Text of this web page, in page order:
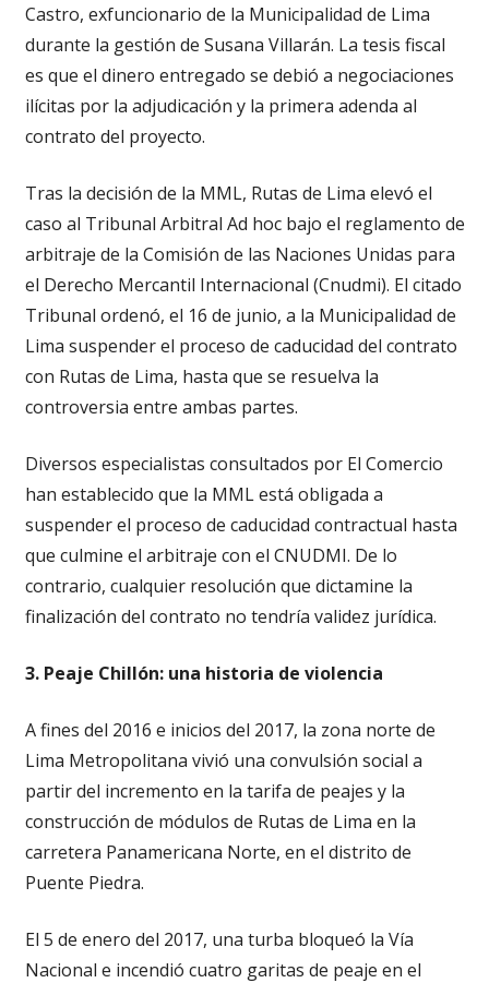
Castro, exfuncionario de la Municipalidad de Lima
durante la gestión de Susana Villarán. La tesis fiscal
es que el dinero entregado se debió a negociaciones
ilícitas por la adjudicación y la primera adenda al
contrato del proyecto.
Tras la decisión de la MML, Rutas de Lima elevó el
caso al Tribunal Arbitral Ad hoc bajo el reglamento de
arbitraje de la Comisión de las Naciones Unidas para
el Derecho Mercantil Internacional (Cnudmi). El citado
Tribunal ordenó, el 16 de junio, a la Municipalidad de
Lima suspender el proceso de caducidad del contrato
con Rutas de Lima, hasta que se resuelva la
controversia entre ambas partes.
Diversos especialistas consultados por El Comercio
han establecido que la MML está obligada a
suspender el proceso de caducidad contractual hasta
que culmine el arbitraje con el CNUDMI. De lo
contrario, cualquier resolución que dictamine la
finalización del contrato no tendría validez jurídica.
3. Peaje Chillón: una historia de violencia
A fines del 2016 e inicios del 2017, la zona norte de
Lima Metropolitana vivió una convulsión social a
partir del incremento en la tarifa de peajes y la
construcción de módulos de Rutas de Lima en la
carretera Panamericana Norte, en el distrito de
Puente Piedra.
El 5 de enero del 2017, una turba bloqueó la Vía
Nacional e incendió cuatro garitas de peaje en el